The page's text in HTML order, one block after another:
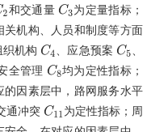
2和交通量 C3为定量指标；
机构、人员和制度等方面
机构 C4、应急预案 C5、
全管理 C8均为定性指标；
因素层中，路网服务水平
通冲突 C11为定性指标；周